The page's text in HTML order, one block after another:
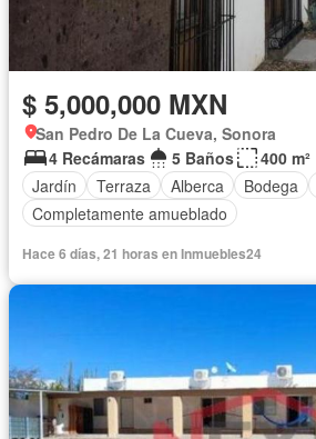
$ 5,000,000 MXN
San Pedro De La Cueva, Sonora
4 Recámaras
5 Baños
400 m²
Jardín
Terraza Alberca Bodega
Completamente amueblado
Hace 6 días, 21 horas en Inmuebles24